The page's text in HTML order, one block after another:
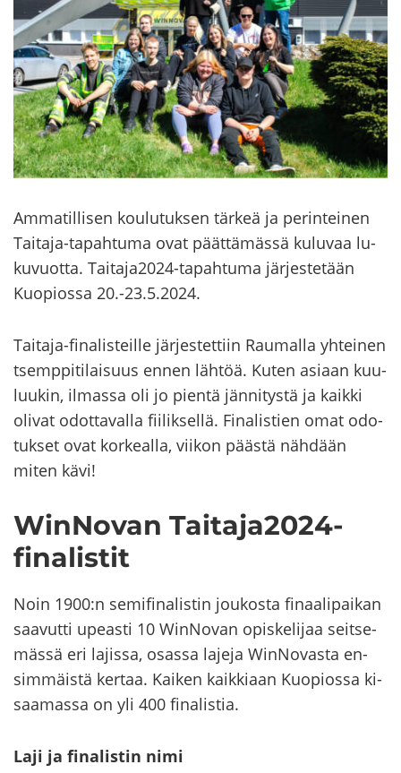
Am­ma­til­li­sen kou­lu­tuk­sen tär­keä ja pe­rin­tei­nen
Taitaja-​tapahtuma ovat päät­tä­mäs­sä ku­lu­vaa lu­
ku­vuot­ta. Tai­ta­ja2024-​​tapahtuma jär­jes­te­tään
Kuo­pios­sa 20.-23.5.2024.
Taitaja-​finalisteille jär­jes­tet­tiin Rau­mal­la yh­tei­nen
tsemp­pi­ti­lai­suus ennen läh­töä. Kuten asi­aan kuu­
luu­kin, il­mas­sa oli jo pien­tä jän­ni­tys­tä ja kaik­ki
oli­vat odot­ta­val­la fii­lik­sel­lä. Fi­na­lis­tien omat odo­
tuk­set ovat kor­keal­la, vii­kon pääs­tä näh­dään
miten kävi!
WinNovan Tai­ta­ja2024-​​
finalistit
Noin 1900:n se­mi­fi­na­lis­tin jou­kos­ta fi­naa­li­pai­kan
saa­vut­ti upeas­ti 10 WinNovan opis­ke­li­jaa seit­se­
mäs­sä eri la­jis­sa, osas­sa la­je­ja WinNovasta en­
sim­mäis­tä ker­taa. Kai­ken kaik­ki­aan Kuo­pios­sa ki­
saa­mas­sa on yli 400 fi­na­lis­tia.
Laji ja fi­na­lis­tin nimi